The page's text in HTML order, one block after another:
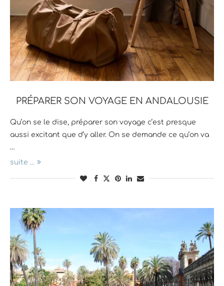
PRÉPARER SON VOYAGE EN ANDALOUSIE
Qu’on se le dise, préparer son voyage c’est presque
aussi excitant que d’y aller. On se demande ce qu’on va
…
suite ...